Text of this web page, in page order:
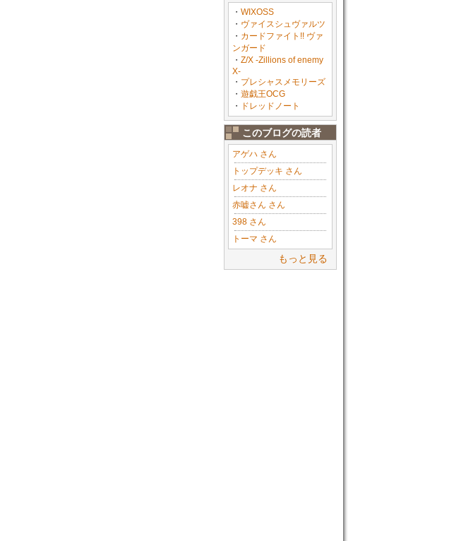
・ WIXOSS
・ ヴァイスシュヴァルツ
・ カードファイト!! ヴァ
ンガード
・ Z/X -Zillions of enemy
X-
・ プレシャスメモリーズ
・ 遊戯王OCG
・
ドレッドノート
このブログの読者
アゲハ さん
トップデッキ さん
レオナ さん
赤嘘さん さん
398 さん
トーマ さん
もっと見る